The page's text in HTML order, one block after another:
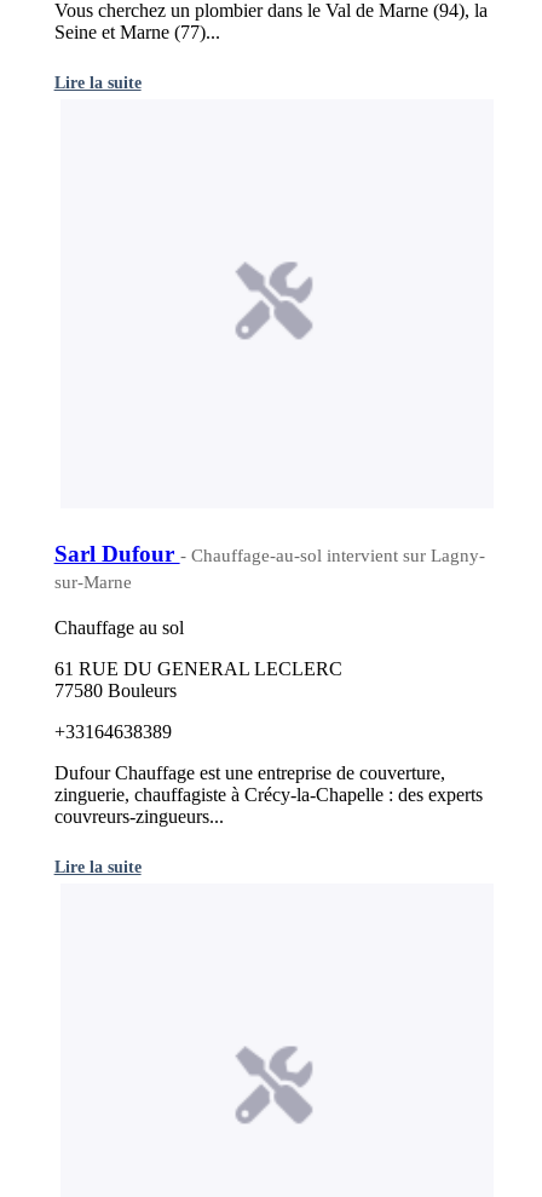
Vous cherchez un plombier dans le Val de Marne (94), la
Seine et Marne (77)...
Lire la suite
Sarl Dufour - Chauffage-au-sol intervient sur Lagny-
sur-Marne
Chauffage au sol
61 RUE DU GENERAL LECLERC
77580 Bouleurs
+33164638389
Dufour Chauffage est une entreprise de couverture,
zinguerie, chauffagiste à Crécy-la-Chapelle : des experts
couvreurs-zingueurs...
Lire la suite